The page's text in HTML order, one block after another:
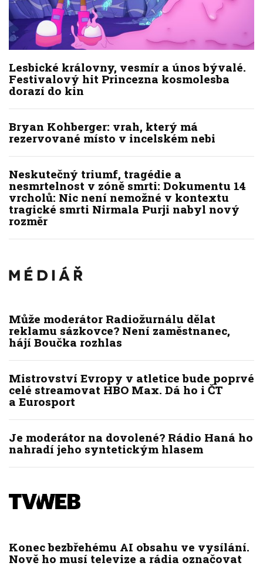
Lesbické královny, vesmír a únos bývalé.
Festivalový hit Princezna kosmolesba
dorazí do kin
Bryan Kohberger: vrah, který má
rezervované místo v incelském nebi
Neskutečný triumf, tragédie a
nesmrtelnost v zóně smrti: Dokumentu 14
vrcholů: Nic není nemožné v kontextu
tragické smrti Nirmala Purji nabyl nový
rozměr
Může moderátor Radiožurnálu dělat
reklamu sázkovce? Není zaměstnanec,
hájí Boučka rozhlas
Mistrovství Evropy v atletice bude poprvé
celé streamovat HBO Max. Dá ho i ČT
a Eurosport
Je moderátor na dovolené? Rádio Haná ho
nahradí jeho syntetickým hlasem
Konec bezbřehému AI obsahu ve vysílání.
Nově ho musí televize a rádia označovat